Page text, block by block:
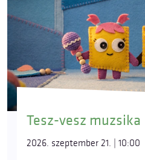
Tesz-vesz muzsika
2026. szeptember 21. | 10:00